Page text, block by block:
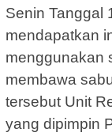
Senin Tanggal
mendapatkan
menggunakan
membawa
tersebut Unit
yang dipimpin